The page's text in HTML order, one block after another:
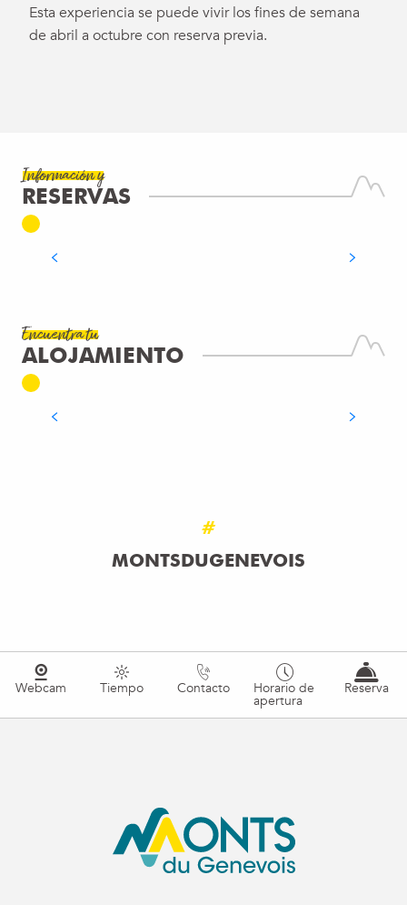
DETALLES
Esta experiencia se puede vivir los fines de semana
de abril a octubre con reserva previa.
Información y
RESERVAS
SALÈVE
Encuentra tu
ALOJAMIENTO
#
MONTSDUGENEVOIS
Webcam Tiempo Contacto Horario de
apertura
Reserva